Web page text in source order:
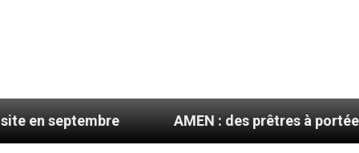
AMEN : des prêtres à portée de clic